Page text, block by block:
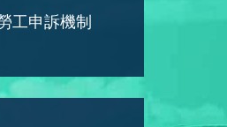
工申訴機制